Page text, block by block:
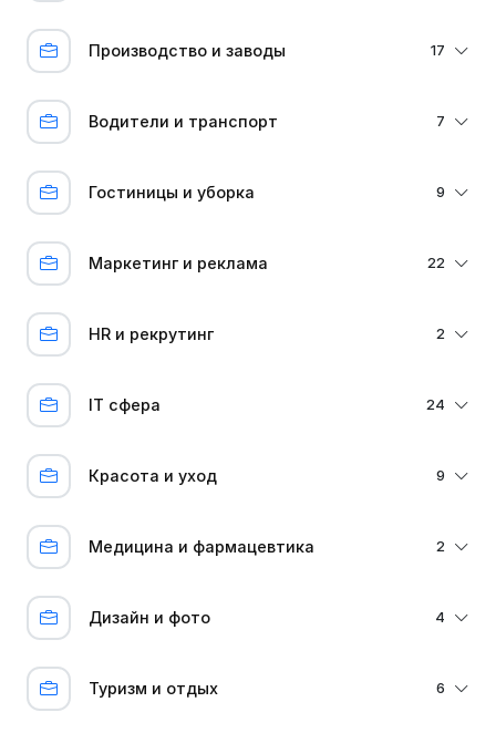
Производство и заводы 17
Водители и транспорт 7
Гостиницы и уборка 9
Маркетинг и реклама 22
HR и рекрутинг 2
IT сфера 24
Красота и уход 9
Медицина и фармацевтика 2
Дизайн и фото 4
Туризм и отдых 6